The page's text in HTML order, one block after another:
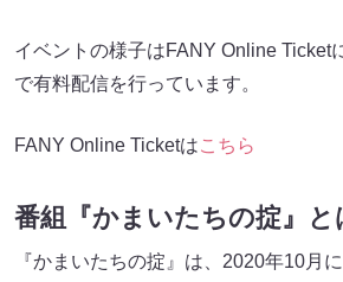
イベントの様子はFANY Online Ticket
で有料配信を行っています。
FANY Online Ticketはこちら
番組『かまいたちの掟』と
『かまいたちの掟』は、2020年10月